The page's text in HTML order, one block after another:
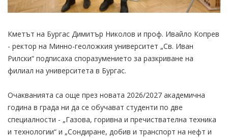
Кметът на Бургас Димитър Николов и проф. Ивайло Копрев
- ректор на Минно-геоложкия университет „Св. Иван
Рилски“ подписаха споразумението за разкриване на
филиал на университета в Бургас.
Очакванията са още през новата 2026/2027 академична
година в града ни да се обучават студенти по две
специалности - „Газова, горивна и пречиствателна техника
и технологии“ и „Сондиране, добив и транспорт на нефт и